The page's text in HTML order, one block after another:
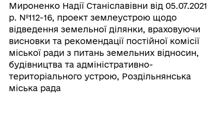
Мироненко Надії Станіславівни від 05.07.2021
р. №112-16, проект землеустрою щодо
відведення земельної ділянки, враховуючи
висновки та рекомендації постійної комісії
міської ради з питань земельних відносин,
будівництва та адміністративно-
територіального устрою, Роздільнянська
міська рада